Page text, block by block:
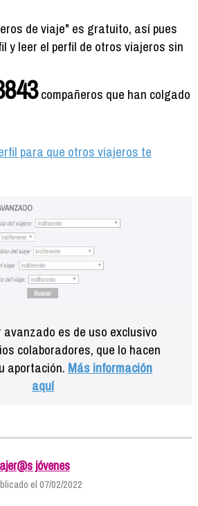
de viaje" es gratuito, así pues
y leer el perfil de otros viajeros sin
compañeros que han colgado
para que otros viajeros te
es de uso exclusivo
colaboradores, que lo hacen
aportación. Más información
aquí
jóvenes
el 07/02/2022